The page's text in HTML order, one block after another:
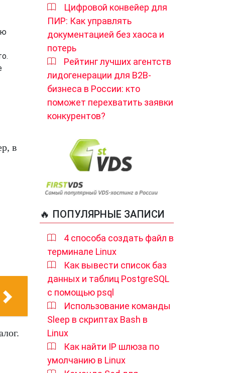
в
Цифровой конвейер для
ПИР: Как управлять
документацией без хаоса и
потерь
Рейтинг лучших агентств
лидогенерации для B2B-
бизнеса в России: кто
поможет перехватить заявки
конкурентов?
🔥 ПОПУЛЯРНЫЕ ЗАПИСИ
4 способа создать файл в
терминале Linux
Как вывести список баз
данных и таблиц PostgreSQL
с помощью psql
Использование команды
Sleep в скриптах Bash в
Linux
Как найти IP шлюза по
умолчанию в Linux